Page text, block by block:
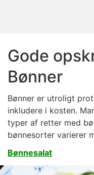
Gode
Bønner
Bønner er utroligt
inkludere i kosten.
typer af retter med
bønnesorter varierer
Bønnesalat